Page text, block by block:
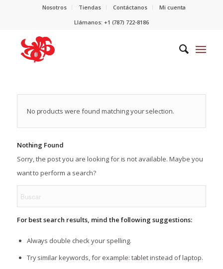
Nosotros Tiendas Contáctanos
Mi cuenta
Llámanos: +1 (787) 722-8186
No products were found matching your selection.
Nothing Found
Sorry, the post you are looking for is not available. Maybe you
want to perform a search?
For best search results, mind the following suggestions:
Always double check your spelling.
Try similar keywords, for example: tablet instead of laptop.